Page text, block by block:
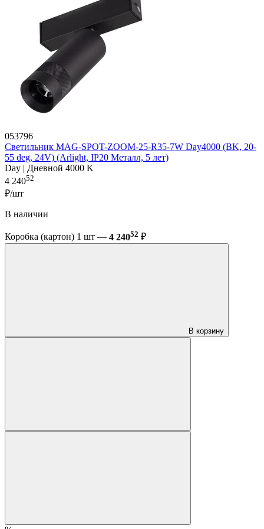
053796
Светильник MAG-SPOT-ZOOM-25-R35-7W Day4000 (BK, 20-
55 deg, 24V) (Arlight, IP20 Металл, 5 лет)
Day | Дневной 4000 K
4 24052
₽/шт
В наличии
Коробка (картон) 1 шт — 4 24052 ₽
В корзину